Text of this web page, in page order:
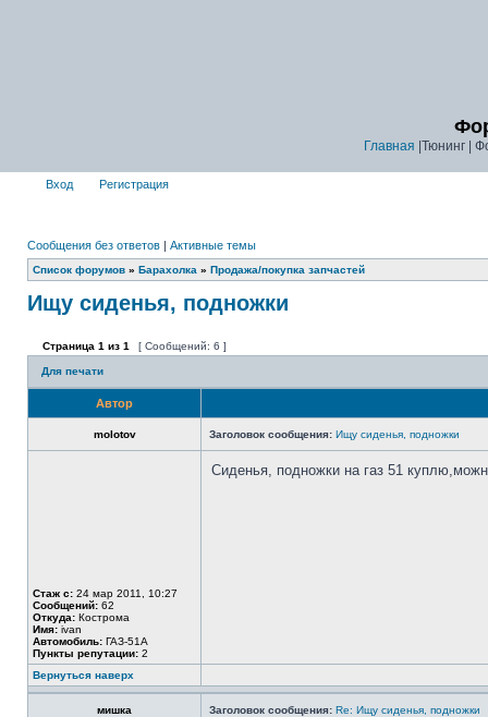
Главная |Тюнинг |
Вход Регистрация
Сообщения без ответов | Активные темы
Список форумов » Барахолка » Продажа/покупка запчастей
Ищу сиденья, подножки
Страница 1 из 1 [ Сообщений: 6 ]
Для печати
Автор
molotov Заголовок сообщения: Ищу сиденья, подножки
Стаж с: 24 мар 2011, 10:27
Сообщений: 62
Откуда: Кострома
Имя: ivan
Автомобиль: ГАЗ-51А
Пункты репутации: 2
Сиденья, подножки на газ 51
Вернуться наверх
мишка Заголовок сообщения: Re: Ищу сиденья, подножки